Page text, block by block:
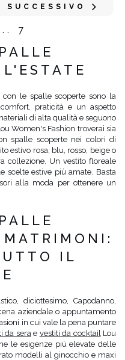
7
SUCCESSIVO
le spalle scoperte sono la
praticità e un aspetto
di alta qualità e seguono
Women's Fashion troverai sia
spalle scoperte nei colori di
estivo rosa, blu, rosso, beige o
collezione. Un vestito floreale
scelte estive più amate. Basta
alla moda per ottenere un
MATRIMONI:
IL
diciottesimo, Capodanno,
aziendale o appuntamento
in cui vale la pena puntare
da sera e vestiti da cocktail Lou
le esigenze più elevate delle
modelli al ginocchio e maxi